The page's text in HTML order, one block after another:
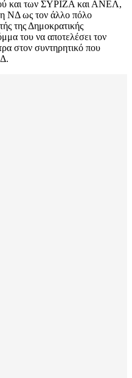
και των ΣΥΡΙΖΑ και ΑΝΕΛ,
ΝΔ ως τον άλλο πόλο
της Δημοκρατικής
του να αποτελέσει τον
στον συντηρητικό που